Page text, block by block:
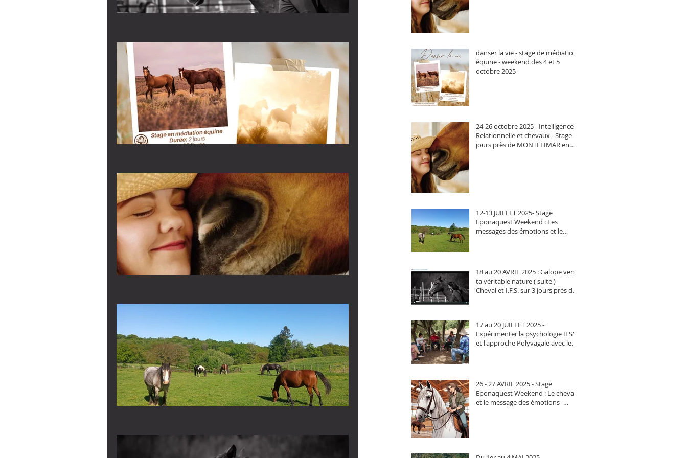
sur 3 jours près de Aix-en-
Provence
équine - weekend des 4 et 5
octobre 2025
Relationnelle et chevaux - Stage 3
jours près de MONTELIMAR en
Ardèche
Eponaquest Weekend : Les
danser la vie - stage de médiation
équine - weekend des 4 et 5
octobre 2025
24-26 octobre 2025 - Intelligence
Relationnelle et chevaux - Stage 3
jours près de MONTELIMAR en
12-13 JUILLET 2025- Stage
Eponaquest Weekend : Les
messages des émotions et le
18 au 20 AVRIL 2025 : Galope vers
ta véritable nature ( suite ) -
Cheval et I.F.S. sur 3 jours près de
17 au 20 JUILLET 2025 -
Expérimenter la psychologie IFS*
et l'approche Polyvagale avec le
26 - 27 AVRIL 2025 - Stage
Eponaquest Weekend : Le cheval
et le message des émotions -